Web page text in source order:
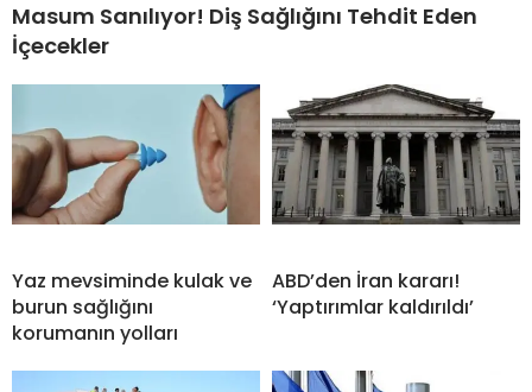
Masum Sanılıyor! Diş Sağlığını Tehdit Eden
İçecekler
Yaz mevsiminde kulak ve
burun sağlığını
korumanın yolları
ABD’den İran kararı!
‘Yaptırımlar kaldırıldı’